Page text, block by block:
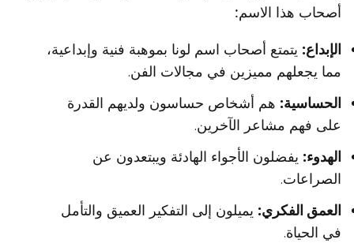
أصحاب هذا الاسم:
الإبداع: يتمتع أصحاب اسم لونا بموهبة فنية وإبداعية،
مما يجعلهم مميزين في مجالات الفن.
الحساسية: هم أشخاص حساسون ولديهم القدرة
على فهم مشاعر الآخرين.
الهدوء: يفضلون الأجواء الهادئة ويبتعدون عن
الصراعات.
العمق الفكري: يميلون إلى التفكير العميق والتأمل
في الحياة.